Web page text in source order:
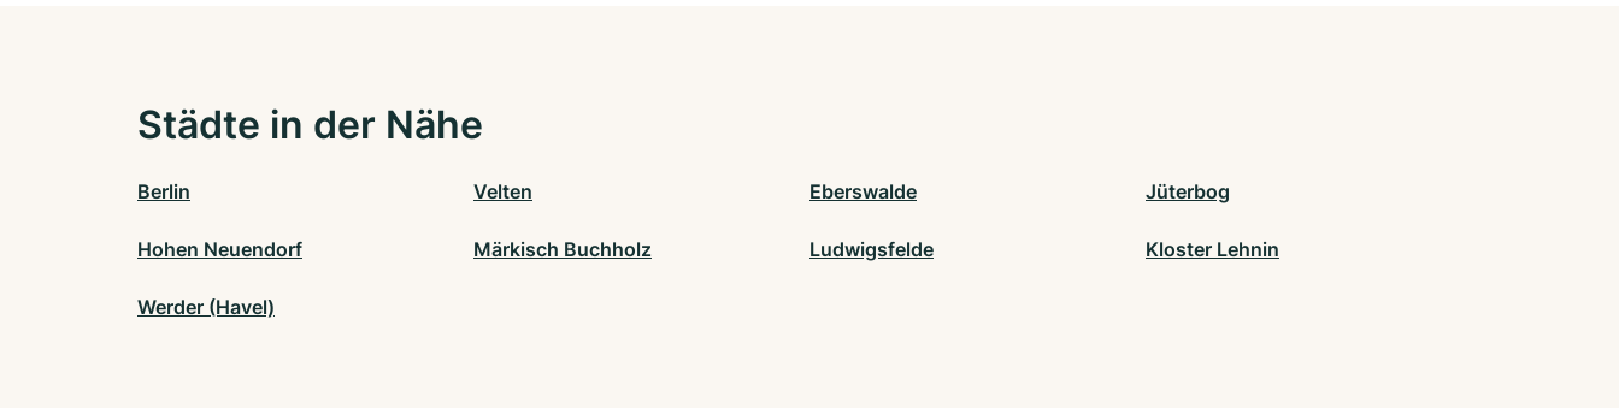
Städte in der Nähe
Berlin Velten Eberswalde Jüterbog
Hohen Neuendorf Märkisch Buchholz Ludwigsfelde Kloster Lehnin
Werder (Havel)